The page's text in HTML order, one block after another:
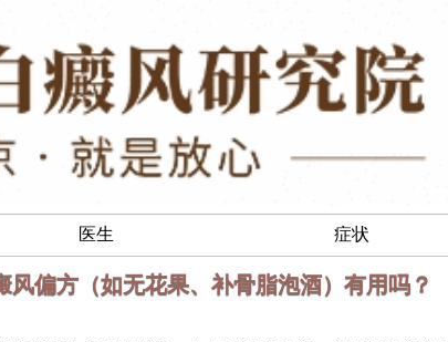
医生 症状
风偏方（如无花果、补骨脂泡酒）有用吗？